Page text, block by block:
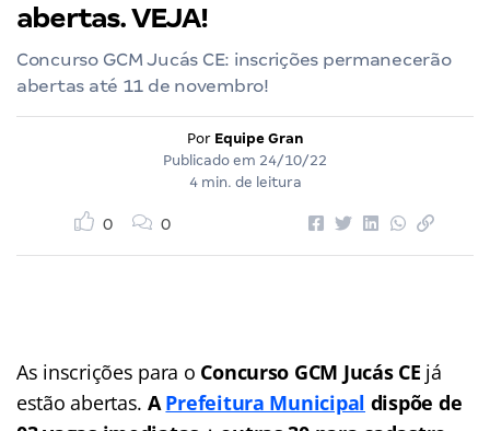
abertas. VEJA!
Concurso GCM Jucás CE: inscrições permanecerão
abertas até 11 de novembro!
Por Equipe Gran
Publicado em 24/10/22
4 min. de leitura
0 0
As inscrições para o Concurso GCM Jucás CE já
estão abertas. APrefeitura Municipal dispõe de